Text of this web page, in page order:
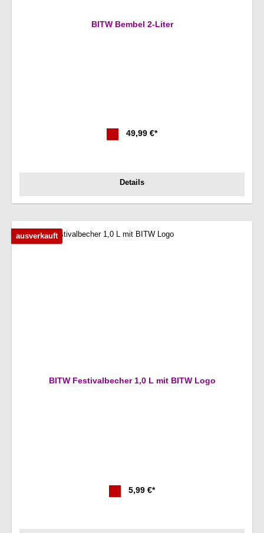
BITW Bembel 2-Liter
49,99 €*
Details
ausverkauft
BITW Festivalbecher 1,0 L mit BITW Logo
5,99 €*